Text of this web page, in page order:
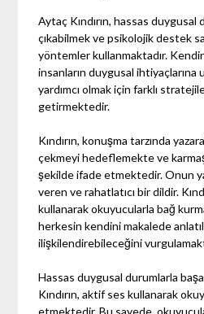
Aytaç Kındırın, hassas duygusal
çıkabilmek ve psikolojik destek
yöntemler kullanmaktadır.
insanların duygusal ihtiyaçlarına
yardımcı olmak için farklı
getirmektedir.
Kındırın, konuşma tarzında
çekmeyi hedeflemekte ve
şekilde ifade etmektedir. Onun
veren ve rahatlatıcı bir dildir.
kullanarak okuyucularla bağ
herkesin kendini makalede
ilişkilendirebileceğini
Hassas duygusal durumlarla
Kındırın, aktif ses kullanarak
etmektedir. Bu sayede,